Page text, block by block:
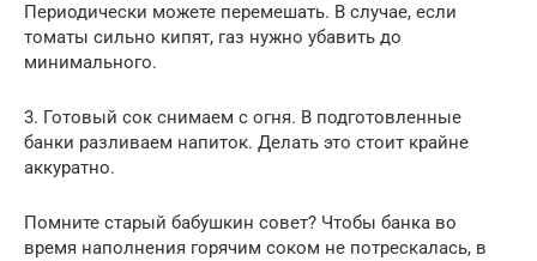
Периодически можете перемешать. В случае, если
томаты сильно кипят, газ нужно убавить до
минимального.
3. Готовый сок снимаем с огня. В подготовленные
банки разливаем напиток. Делать это стоит крайне
аккуратно.
Помните старый бабушкин совет? Чтобы банка во
время наполнения горячим соком не потрескалась, в